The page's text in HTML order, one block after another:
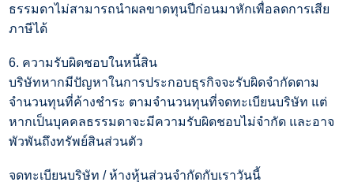
ธรรมดาไม่สามารถนำผลขาดทุนปีก่อนมาหักเพื่อลดการเสีย
ภาษีได้
6. ความรับผิดชอบในหนี้สิน
บริษัทหากมีปัญหาในการประกอบธุรกิจจะรับผิดจำกัดตาม
จำนวนทุนที่ค้างชำระ ตามจำนวนทุนที่จดทะเบียนบริษัท แต่
หากเป็นบุคคลธรรมดาจะมีความรับผิดชอบไม่จำกัด และอาจ
พัวพันถึงทรัพย์สินส่วนตัว
จดทะเบียนบริษัท / ห้างหุ้นส่วนจำกัดกับเราวันนี้